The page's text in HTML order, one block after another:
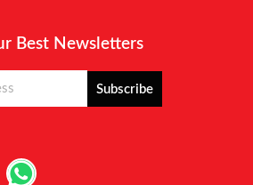
Best Newsletters
Subscribe